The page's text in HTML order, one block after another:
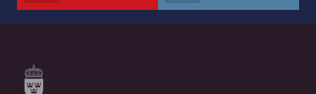
по этой ссылке и поставить лайк под видео.